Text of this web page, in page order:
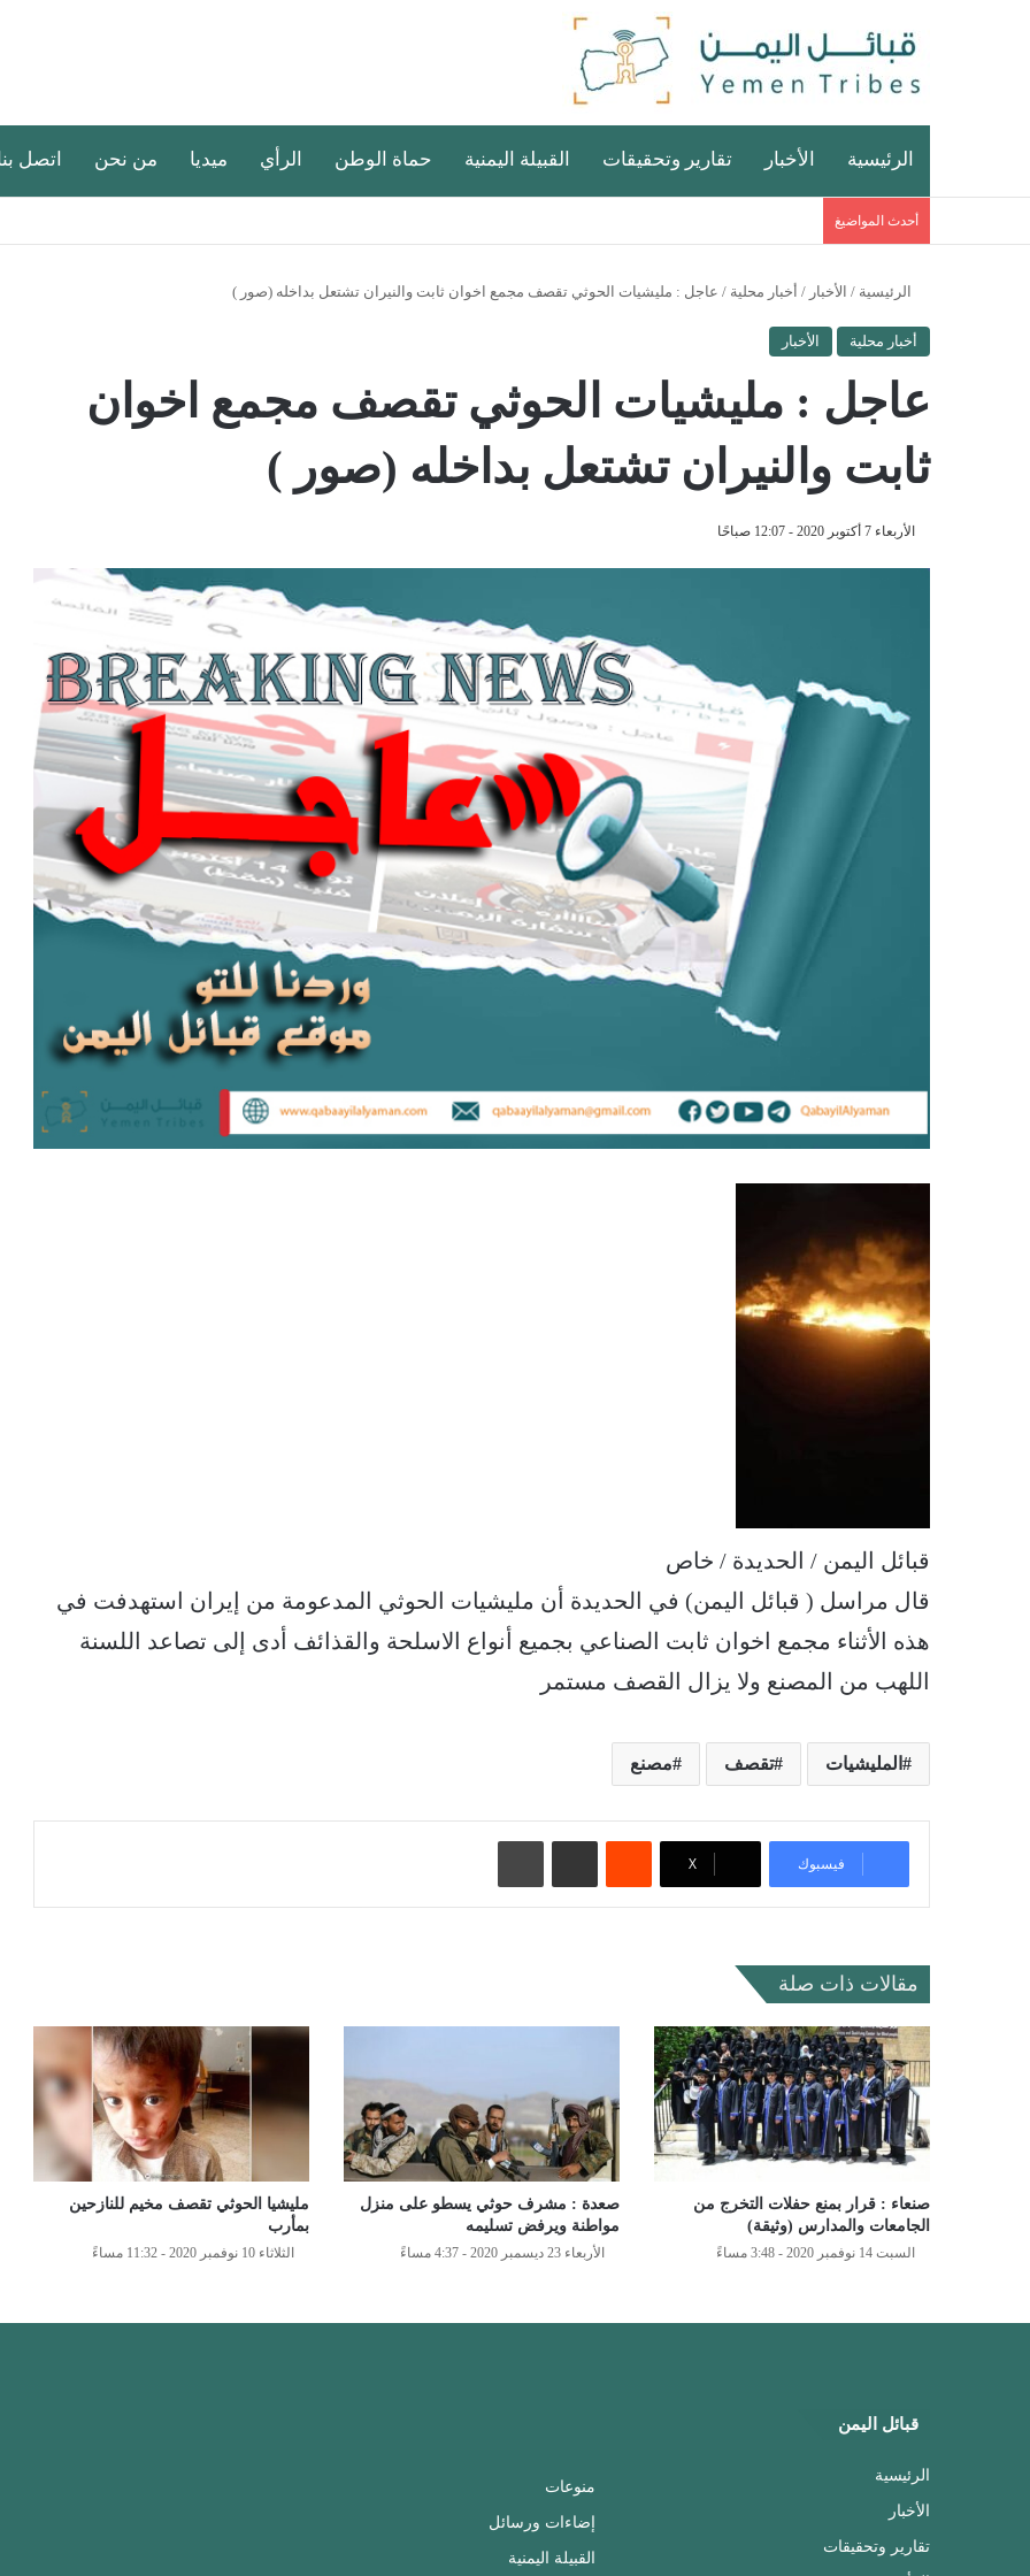
الرئيسية الأخبار تقارير وتحقيقات القبيلة اليمنية حماة الوطن الرأي ميديا من نحن اتصل
أحدث المواضيغ
الرئيسية / الأخبار / أخبار محلية / عاجل : مليشيات الحوثي تقصف مجمع اخوان ثابت والنيران تشتعل بداخله (صور )
أخبار محلية الأخبار
عاجل : مليشيات الحوثي تقصف مجمع اخوان
ثابت والنيران تشتعل بداخله (صور )
الأربعاء 7 أكتوبر 2020 - 12:07 صباحًا
قبائل اليمن / الحديدة / خاص
قال مراسل ( قبائل اليمن) في الحديدة أن مليشيات الحوثي المدعومة من إيران استهدفت في
هذه الأثناء مجمع اخوان ثابت الصناعي بجميع أنواع الاسلحة والقذائف أدى إلى تصاعد اللسنة
اللهب من المصنع ولا يزال القصف مستمر
المليشيات تقصف مصنع
فيسبوك ‫X
مقالات ذات صلة
صنعاء : قرار بمنع حفلات التخرج من
الجامعات والمدارس (وثيقة)
السبت 14 نوفمبر 2020 - 3:48 مساءً
صعدة : مشرف حوثي يسطو على منزل
مواطنة ويرفض تسليمه
الأربعاء 23 ديسمبر 2020 - 4:37 مساءً
مليشيا الحوثي تقصف مخيم للنازحين
بمأرب
الثلاثاء 10 نوفمبر 2020 - 11:32 مساءً
قبائل اليمن
الرئيسية
الأخبار
تقارير وتحقيقات
منوعات
إضاءات ورسائل
القبيلة اليمنية